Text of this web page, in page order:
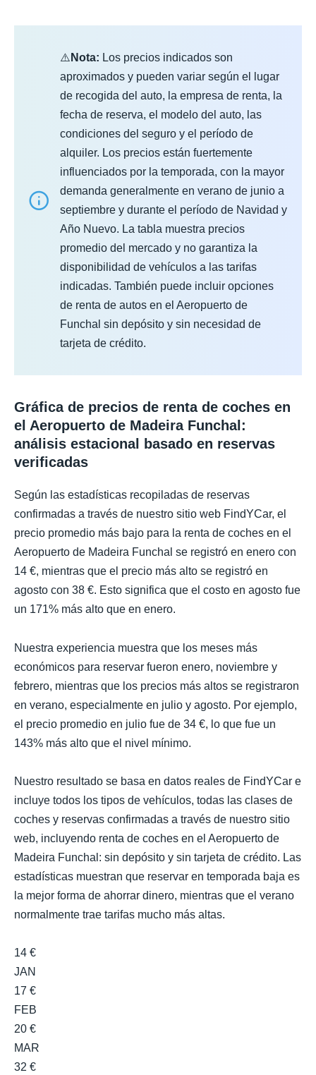
⚠️ Nota: Los precios indicados son
aproximados y pueden variar según el lugar
de recogida del auto, la empresa de renta, la
fecha de reserva, el modelo del auto, las
condiciones del seguro y el período de
alquiler. Los precios están fuertemente
influenciados por la temporada, con la mayor
demanda generalmente en verano de junio a
septiembre y durante el período de Navidad y
Año Nuevo. La tabla muestra precios
promedio del mercado y no garantiza la
disponibilidad de vehículos a las tarifas
indicadas. También puede incluir opciones
de renta de autos en el Aeropuerto de
Funchal sin depósito y sin necesidad de
tarjeta de crédito.
Gráfica de precios de renta de coches en
el Aeropuerto de Madeira Funchal:
análisis estacional basado en reservas
verificadas
Según las estadísticas recopiladas de reservas
confirmadas a través de nuestro sitio web FindYCar, el
precio promedio más bajo para la renta de coches en el
Aeropuerto de Madeira Funchal se registró en enero con
14 €, mientras que el precio más alto se registró en
agosto con 38 €. Esto significa que el costo en agosto fue
un 171% más alto que en enero.
Nuestra experiencia muestra que los meses más
económicos para reservar fueron enero, noviembre y
febrero, mientras que los precios más altos se registraron
en verano, especialmente en julio y agosto. Por ejemplo,
el precio promedio en julio fue de 34 €, lo que fue un
143% más alto que el nivel mínimo.
Nuestro resultado se basa en datos reales de FindYCar e
incluye todos los tipos de vehículos, todas las clases de
coches y reservas confirmadas a través de nuestro sitio
web, incluyendo renta de coches en el Aeropuerto de
Madeira Funchal: sin depósito y sin tarjeta de crédito. Las
estadísticas muestran que reservar en temporada baja es
la mejor forma de ahorrar dinero, mientras que el verano
normalmente trae tarifas mucho más altas.
14 €
JAN
17 €
FEB
20 €
MAR
32 €